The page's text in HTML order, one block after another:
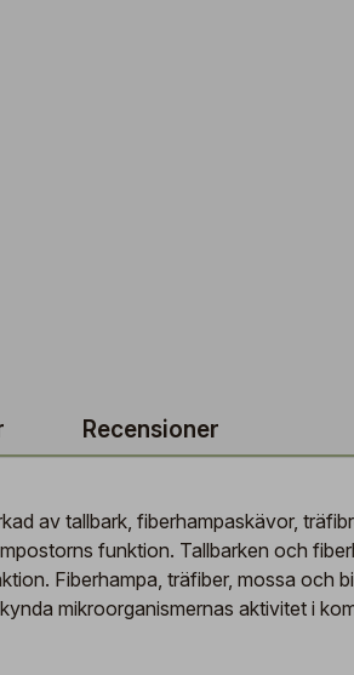
Recensioner
av tallbark, fiberhampaskävor,
funktion. Tallbarken och
Fiberhampa, träfiber, mossa och
mikroorganismernas aktivitet i